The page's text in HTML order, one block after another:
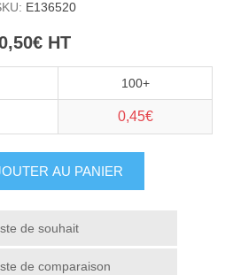
E136520
HT
100+
0,45€
AU PANIER
de souhait
de comparaison